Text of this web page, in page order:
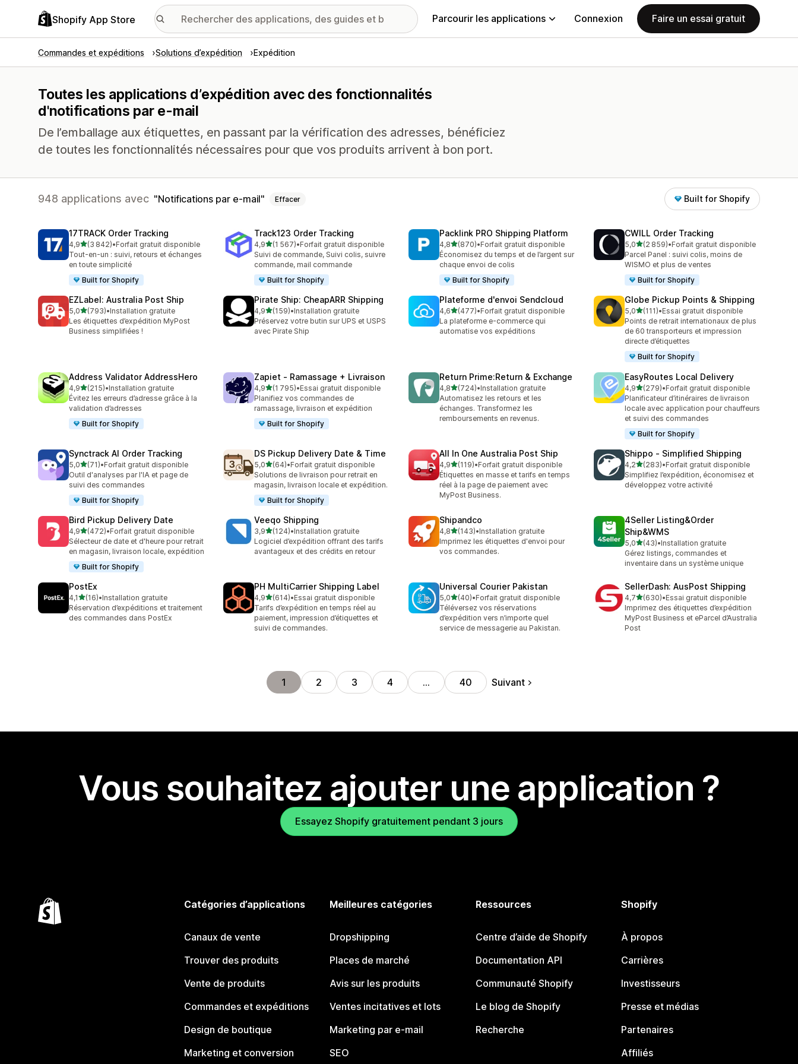
Shopify App Store Parcourir les applications Connexion Faire un essai gratuit
Commandes et expéditions Solutions d’expédition Expédition
Toutes les applications d’expédition avec des fonctionnalités
d'notifications par e-mail
De l’emballage aux étiquettes, en passant par la vérification des adresses, bénéficiez
de toutes les fonctionnalités nécessaires pour que vos produits arrivent à bon port.
948 applications avec Notifications par e-mail Effacer Built for Shopify
17TRACK Order Tracking
4,9étoile(s) sur 5
(3 842)
3842 avis au total
•Forfait gratuit disponible
Tout-en-un : suivi, retours et échanges
en toute simplicité
Built for Shopify
Track123 Order Tracking
4,9étoile(s) sur 5
(1 567)
1567 avis au total
•Forfait gratuit disponible
Suivi de commande, Suivi colis, suivre
commande, mail commande
Built for Shopify
Packlink PRO Shipping Platform
4,8étoile(s) sur 5
(870)
870 avis au total
•Forfait gratuit disponible
Économisez du temps et de l’argent sur
chaque envoi de colis
Built for Shopify
CWILL Order Tracking
5,0étoile(s) sur 5
(2 859)
2859 avis au total
•Forfait gratuit disponible
Parcel Panel : suivi colis, moins de
WISMO et plus de ventes
Built for Shopify
EZLabel: Australia Post Ship
5,0étoile(s) sur 5
(793)
793 avis au total
•Installation gratuite
Les étiquettes d’expédition MyPost
Business simplifiées !
Pirate Ship: CheapARR Shipping
4,9étoile(s) sur 5
(159)
159 avis au total
•Installation gratuite
Préservez votre butin sur UPS et USPS
avec Pirate Ship
Plateforme d'envoi Sendcloud
4,6étoile(s) sur 5
(477)
477 avis au total
•Forfait gratuit disponible
La plateforme e-commerce qui
automatise vos expéditions
Globe Pickup Points & Shipping
5,0étoile(s) sur 5
(111)
111 avis au total
•Essai gratuit disponible
Points de retrait internationaux de plus
de 60 transporteurs et impression
directe d’étiquettes
Built for Shopify
Address Validator AddressHero
4,9étoile(s) sur 5
(215)
215 avis au total
•Installation gratuite
Évitez les erreurs d’adresse grâce à la
validation d’adresses
Built for Shopify
Zapiet ‑ Ramassage + Livraison
4,9étoile(s) sur 5
(1 795)
1795 avis au total
•Essai gratuit disponible
Planifiez vos commandes de
ramassage, livraison et expédition
Built for Shopify
Return Prime:Return & Exchange
4,8étoile(s) sur 5
(724)
724 avis au total
•Installation gratuite
Automatisez les retours et les
échanges. Transformez les
remboursements en revenus.
EasyRoutes Local Delivery
4,9étoile(s) sur 5
(279)
279 avis au total
•Forfait gratuit disponible
Planificateur d’itinéraires de livraison
locale avec application pour chauffeurs
et suivi des commandes
Built for Shopify
Synctrack AI Order Tracking
5,0étoile(s) sur 5
(71)
71 avis au total
•Forfait gratuit disponible
Outil d'analyses par l'IA et page de
suivi des commandes
Built for Shopify
DS Pickup Delivery Date & Time
5,0étoile(s) sur 5
(64)
64 avis au total
•Forfait gratuit disponible
Solutions de livraison pour retrait en
magasin, livraison locale et expédition.
Built for Shopify
All In One Australia Post Ship
4,9étoile(s) sur 5
(119)
119 avis au total
•Forfait gratuit disponible
Étiquettes en masse et tarifs en temps
réel à la page de paiement avec
MyPost Business.
Shippo ‑ Simplified Shipping
4,2étoile(s) sur 5
(283)
283 avis au total
•Forfait gratuit disponible
Simplifiez l’expédition, économisez et
développez votre activité
Bird Pickup Delivery Date
4,9étoile(s) sur 5
(472)
472 avis au total
•Forfait gratuit disponible
Sélecteur de date et d'heure pour retrait
en magasin, livraison locale, expédition
Built for Shopify
Veeqo Shipping
3,9étoile(s) sur 5
(124)
124 avis au total
•Installation gratuite
Logiciel d’expédition offrant des tarifs
avantageux et des crédits en retour
Shipandco
4,8étoile(s) sur 5
(143)
143 avis au total
•Installation gratuite
Imprimez les étiquettes d'envoi pour
vos commandes.
4Seller Listing&Order
Ship&WMS
5,0étoile(s) sur 5
(43)
43 avis au total
•Installation gratuite
Gérez listings, commandes et
inventaire dans un système unique
PostEx
4,1étoile(s) sur 5
(16)
16 avis au total
•Installation gratuite
Réservation d’expéditions et traitement
des commandes dans PostEx
PH MultiCarrier Shipping Label
4,9étoile(s) sur 5
(614)
614 avis au total
•Essai gratuit disponible
Tarifs d’expédition en temps réel au
paiement, impression d’étiquettes et
suivi de commandes.
Universal Courier Pakistan
5,0étoile(s) sur 5
(40)
40 avis au total
•Forfait gratuit disponible
Téléversez vos réservations
d’expédition vers n’importe quel
service de messagerie au Pakistan.
SellerDash: AusPost Shipping
4,7étoile(s) sur 5
(630)
630 avis au total
•Essai gratuit disponible
Imprimez des étiquettes d’expédition
MyPost Business et eParcel d’Australia
Post
1 2 3 4 … 40 Suivant
Vous souhaitez ajouter une application ?
Essayez Shopify gratuitement pendant 3 jours
Catégories d’applications
Canaux de vente
Trouver des produits
Vente de produits
Commandes et expéditions
Design de boutique
Marketing et conversion
Meilleures catégories
Dropshipping
Places de marché
Avis sur les produits
Ventes incitatives et lots
Marketing par e-mail
SEO
Ressources
Centre d’aide de Shopify
Documentation API
Communauté Shopify
Le blog de Shopify
Recherche
Shopify
À propos
Carrières
Investisseurs
Presse et médias
Partenaires
Affiliés